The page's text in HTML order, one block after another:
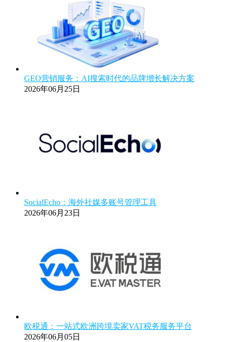
GEO营销服务：AI搜索时代的品牌增长解决方案
2026年06月25日
SocialEcho：海外社媒多账号管理工具
2026年06月23日
欧税通：一站式欧洲跨境卖家VAT税务服务平台
2026年06月05日